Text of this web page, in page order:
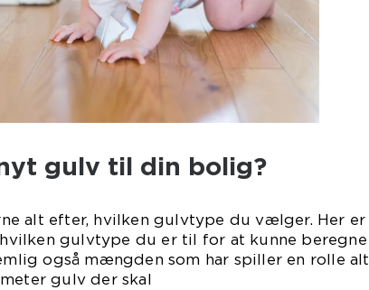
gulv til din bolig?
alt efter, hvilken gulvtype du vælger. Her er
gulvtype du er til for at kunne beregne
også mængden som har spiller en rolle alt
gulv der skal